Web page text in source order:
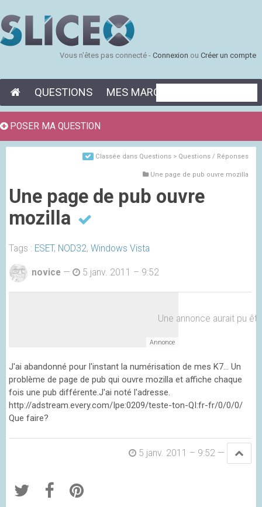
Vous n'êtes pas connecté - Connexion ou Créer un compte
QUESTIONS MES MARQUE-PAGES
Classée dans Questions > Questions / Réponses
Une page de pub ouvre mozilla
Une page de pub ouvre
mozilla
Tags : ESET, NOD32, Windows Vista
novice — 5 janv. 2011 – 9:52
Une annonce aurait pu
J'ai abandonné pour l'instant la numérisation de mes K7... Un
problème de page de pub qui ouvre mozilla et affiche chaque
fois une pub différente.J'ai noté l'adresse.
http://adstream.every.com/Ipe:0209/teste-ton-QI:fr-fr/0/0/0/
Que faire?
5 janv. 2011 – 9:52 —
POSER MA QUESTION